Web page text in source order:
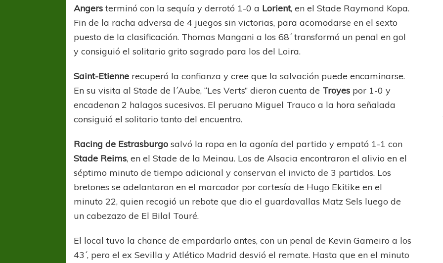
Angers terminó con la sequía y derrotó 1-0 a Lorient, en el Stade Raymond Kopa.
Fin de la racha adversa de 4 juegos sin victorias, para acomodarse en el sexto
puesto de la clasificación. Thomas Mangani a los 68´ transformó un penal en gol
y consiguió el solitario grito sagrado para los del Loira.
Saint-Etienne recuperó la confianza y cree que la salvación puede encaminarse.
En su visita al Stade de l´Aube, “Les Verts” dieron cuenta de Troyes por 1-0 y
encadenan 2 halagos sucesivos. El peruano Miguel Trauco a la hora señalada
consiguió el solitario tanto del encuentro.
Racing de Estrasburgo salvó la ropa en la agonía del partido y empató 1-1 con
Stade Reims, en el Stade de la Meinau. Los de Alsacia encontraron el alivio en el
séptimo minuto de tiempo adicional y conservan el invicto de 3 partidos. Los
bretones se adelantaron en el marcador por cortesía de Hugo Ekitike en el
minuto 22, quien recogió un rebote que dio el guardavallas Matz Sels luego de
un cabezazo de El Bilal Touré.
El local tuvo la chance de empardarlo antes, con un penal de Kevin Gameiro a los
43´, pero el ex Sevilla y Atlético Madrid desvió el remate. Hasta que en el minuto
COPA SUDAMERICANA
A pesar de la derrota Tigre avanzó a
Sur Defendido
FÚTBOL FEMENINO
LIGA DE LA COSTA
Las campeonas festejaron ante su gente
FÚTBOL FEMENINO
OTRAS LIGAS FEM
Tiro se quedó con la primera semifinal